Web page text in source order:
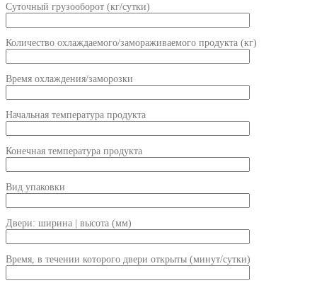
Суточный грузооборот (кг/сутки)
Количество охлаждаемого/замораживаемого продукта (кг)
Время охлаждения/заморозки
Начальная температура продукта
Конечная температура продукта
Вид упаковки
Двери: ширина | высота (мм)
Время, в течении которого двери открыты (минут/сутки)